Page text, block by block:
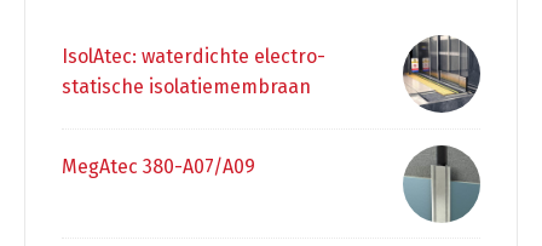
IsolAtec: waterdichte electro-
statische isolatiemembraan
MegAtec 380-A07/A09